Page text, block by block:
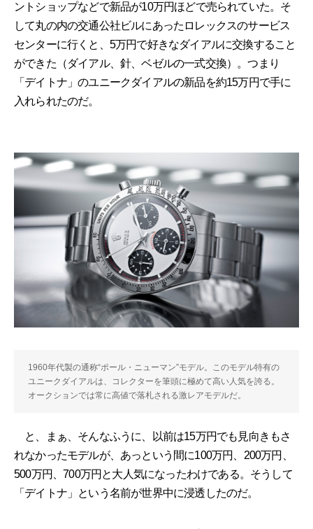
ントショップなどで新品が10万円ほどで売られていた。そ
して丸の内の交通公社ビルにあったロレックスのサービス
センターに行くと、5万円で好きなダイアルに交換すること
ができた（ダイアル、針、ベゼルの一式交換）。つまり
「デイトナ」のユニークダイアルの新品を約15万円で手に
入れられたのだ。
1960年代製の通称“ポール・ニューマン”モデル。このモデル特有の
ユニークダイアルは、コレクターを筆頭に極めて高い人気を誇る。
オークションでは常に高値で落札される激レアモデルだ。
と、まぁ、そんなふうに、以前は15万円でも見向きもさ
れなかったモデルが、あっという間に100万円、200万円、
500万円、700万円と大人気になったわけである。そうして
「デイトナ」という名前が世界中に浸透したのだ。